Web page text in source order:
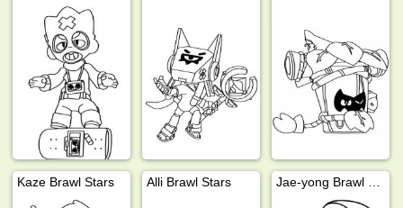
Kaze Brawl Stars Alli Brawl Stars